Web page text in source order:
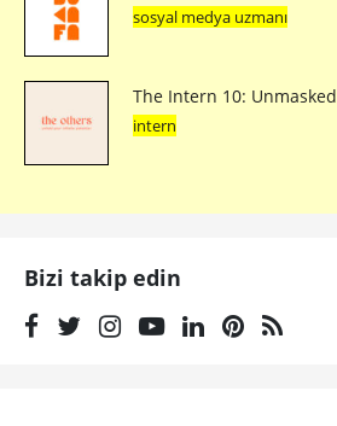
sosyal medya uzmanı
The Intern 10: Unmasked
intern
Bizi takip edin